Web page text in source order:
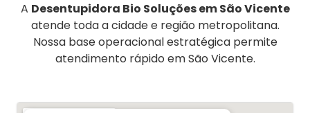
A Desentupidora Bio Soluções em São Vicente
atende toda a cidade e região metropolitana.
Nossa base operacional estratégica permite
atendimento rápido em São Vicente.